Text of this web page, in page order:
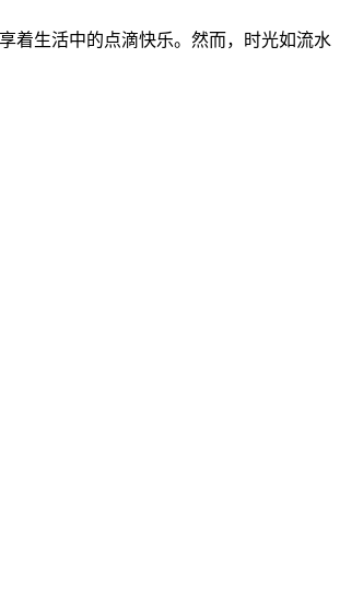
着生活中的点滴快乐。然而，时光如流水